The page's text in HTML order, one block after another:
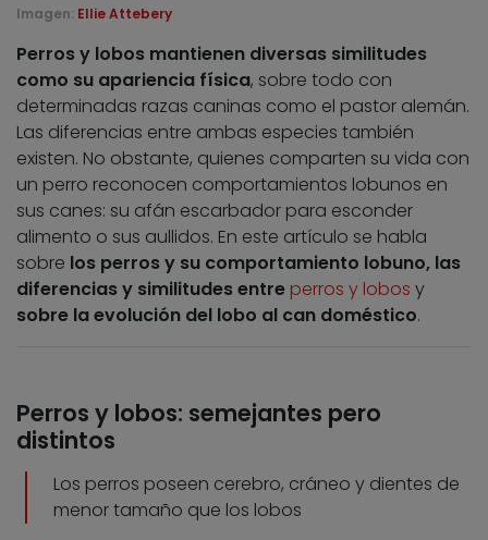
Imagen: Ellie Attebery
Perros y lobos mantienen diversas similitudes
como su apariencia física, sobre todo con
determinadas razas caninas como el pastor alemán.
Las diferencias entre ambas especies también
existen. No obstante, quienes comparten su vida con
un perro reconocen comportamientos lobunos en
sus canes: su afán escarbador para esconder
alimento o sus aullidos. En este artículo se habla
sobre los perros y su comportamiento lobuno, las
diferencias y similitudes entre perros y lobos y
sobre la evolución del lobo al can doméstico.
Perros y lobos: semejantes pero
distintos
Los perros poseen cerebro, cráneo y dientes de
menor tamaño que los lobos